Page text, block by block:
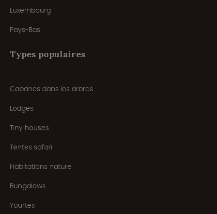
Luxembourg
Pays-Bas
Types populaires
Cabanes dans les arbres
Lodges
Tiny houses
Tentes safari
Habitations nature
Bungalows
Yourtes